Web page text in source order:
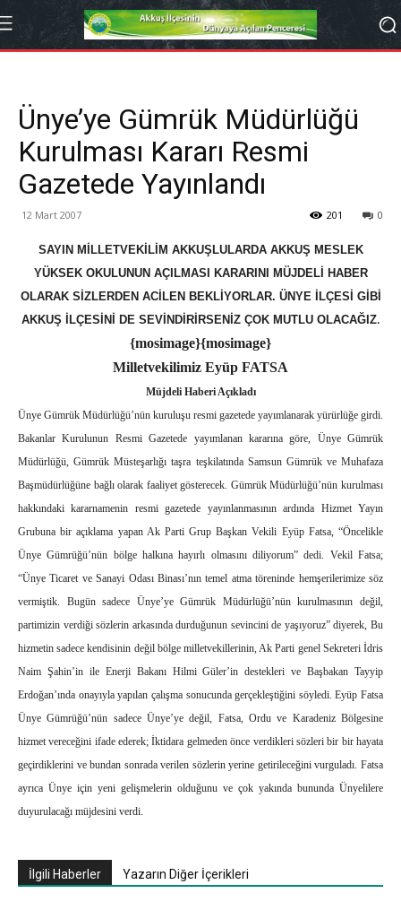
Ünye’ye Gümrük Müdürlüğü
Kurulması Kararı Resmi
Gazetede Yayınlandı
12 Mart 2007 0
201
SAYIN MİLLETVEKİLİM AKKUŞLULARDA AKKUŞ MESLEK
YÜKSEK OKULUNUN AÇILMASI KARARINI MÜJDELİ HABER
OLARAK SİZLERDEN ACİLEN BEKLİYORLAR. ÜNYE İLÇESİ GİBİ
AKKUŞ İLÇESİNİ DE SEVİNDİRİRSENİZ ÇOK MUTLU OLACAĞIZ.
{mosimage}{mosimage}
Milletvekilimiz Eyüp FATSA
Müjdeli Haberi Açıkladı
Ünye Gümrük Müdürlüğü’nün kuruluşu resmi gazetede yayımlanarak yürürlüğe girdi.
Bakanlar Kurulunun Resmi Gazetede yayımlanan kararına göre, Ünye Gümrük
Müdürlüğü, Gümrük Müsteşarlığı taşra teşkilatında Samsun Gümrük ve Muhafaza
Başmüdürlüğüne bağlı olarak faaliyet gösterecek. Gümrük Müdürlüğü’nün kurulması
hakkındaki kararnamenin resmi gazetede yayınlanmasının ardında Hizmet Yayın
Grubuna bir açıklama yapan Ak Parti Grup Başkan Vekili Eyüp Fatsa, “Öncelikle
Ünye Gümrüğü’nün bölge halkına hayırlı olmasını diliyorum” dedi. Vekil Fatsa;
“Ünye Ticaret ve Sanayi Odası Binası’nın temel atma töreninde hemşerilerimize söz
vermiştik. Bugün sadece Ünye’ye Gümrük Müdürlüğü’nün kurulmasının değil,
partimizin verdiği sözlerin arkasında durduğunun sevincini de yaşıyoruz” diyerek, Bu
hizmetin sadece kendisinin değil bölge milletvekillerinin, Ak Parti genel Sekreteri İdris
Naim Şahin’in ile Enerji Bakanı Hilmi Güler’in destekleri ve Başbakan Tayyip
Erdoğan’ında onayıyla yapılan çalışma sonucunda gerçekleştiğini söyledi. Eyüp Fatsa
Ünye Gümrüğü’nün sadece Ünye’ye değil, Fatsa, Ordu ve Karadeniz Bölgesine
hizmet vereceğini ifade ederek; İktidara gelmeden önce verdikleri sözleri bir bir hayata
geçirdiklerini ve bundan sonrada verilen sözlerin yerine getirileceğini vurguladı. Fatsa
ayrıca Ünye için yeni gelişmelerin olduğunu ve çok yakında bununda Ünyelilere
duyurulacağı müjdesini verdi.
İlgili Haberler Yazarın Diğer İçerikleri